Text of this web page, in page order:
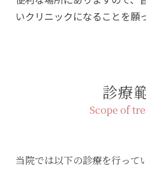
いクリニックになることを願
診療
Scope of
当院では以下の診療を行って